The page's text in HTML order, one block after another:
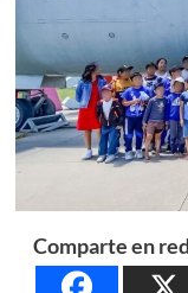
Comparte en